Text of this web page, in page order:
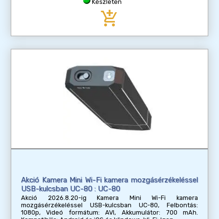
Készleten
add_shopping_cart
Akció Kamera Mini Wi-Fi kamera mozgásérzékeléssel
USB-kulcsban UC-80 : UC-80
Akció 2026.8.20-ig Kamera Mini Wi-Fi kamera
mozgásérzékeléssel USB-kulcsban UC-80, Felbontás:
1080p, Videó formátum: AVI, Akkumulátor: 700 mAh.